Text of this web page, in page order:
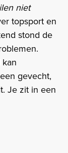
niet
topsport en
stond de
gevecht,
Je zit in een